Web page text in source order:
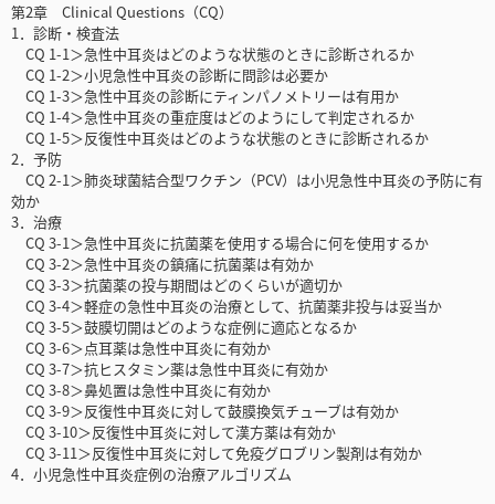
第2章 Clinical Questions（CQ）
1．診断・検査法
CQ 1-1＞急性中耳炎はどのような状態のときに診断されるか
CQ 1-2＞小児急性中耳炎の診断に問診は必要か
CQ 1-3＞急性中耳炎の診断にティンパノメトリーは有用か
CQ 1-4＞急性中耳炎の重症度はどのようにして判定されるか
CQ 1-5＞反復性中耳炎はどのような状態のときに診断されるか
2．予防
CQ 2-1＞肺炎球菌結合型ワクチン（PCV）は小児急性中耳炎の予防に有
効か
3．治療
CQ 3-1＞急性中耳炎に抗菌薬を使用する場合に何を使用するか
CQ 3-2＞急性中耳炎の鎮痛に抗菌薬は有効か
CQ 3-3＞抗菌薬の投与期間はどのくらいが適切か
CQ 3-4＞軽症の急性中耳炎の治療として、抗菌薬非投与は妥当か
CQ 3-5＞鼓膜切開はどのような症例に適応となるか
CQ 3-6＞点耳薬は急性中耳炎に有効か
CQ 3-7＞抗ヒスタミン薬は急性中耳炎に有効か
CQ 3-8＞鼻処置は急性中耳炎に有効か
CQ 3-9＞反復性中耳炎に対して鼓膜換気チューブは有効か
CQ 3-10＞反復性中耳炎に対して漢方薬は有効か
CQ 3-11＞反復性中耳炎に対して免疫グロブリン製剤は有効か
4．小児急性中耳炎症例の治療アルゴリズム